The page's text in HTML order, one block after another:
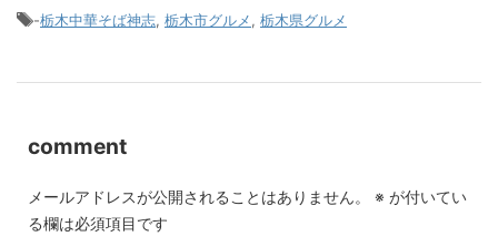
-栃木中華そば神志, 栃木市グルメ, 栃木県グルメ
comment
メールアドレスが公開されることはありません。 ※ が付いてい
る欄は必須項目です